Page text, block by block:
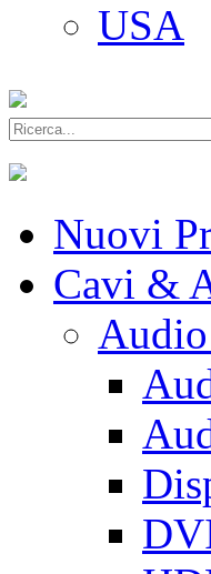
USA
Nuovi
Cavi &